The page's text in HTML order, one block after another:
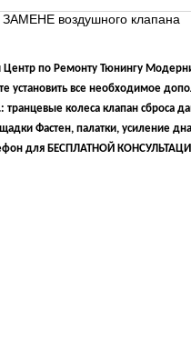
воздушного клапана
Центр по Ремонту Тюнингу
все необходимое
колеса клапан сброса
Фастен, палатки, усиление
для БЕСПЛАТНОЙ